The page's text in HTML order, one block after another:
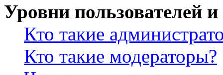
Уровни пользователей
Кто такие
Кто такие модераторы?